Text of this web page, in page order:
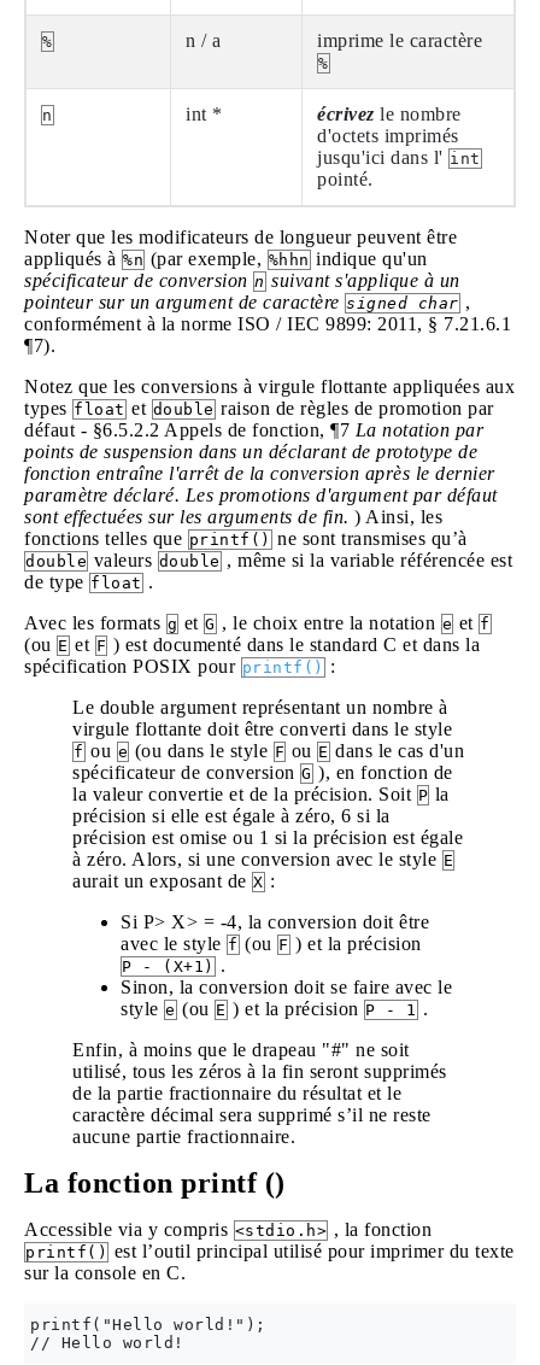
% n / a imprime le caractère
%
n int * écrivez le nombre
d'octets imprimés
jusqu'ici dans l' int
pointé.
Noter que les modificateurs de longueur peuvent être
appliqués à %n (par exemple, %hhn indique qu'un
spécificateur de conversion n suivant s'applique à un
pointeur sur un argument de caractère signed char ,
conformément à la norme ISO / IEC 9899: 2011, § 7.21.6.1
¶7).
Notez que les conversions à virgule flottante appliquées aux
types float et double raison de règles de promotion par
défaut - §6.5.2.2 Appels de fonction, ¶7 La notation par
points de suspension dans un déclarant de prototype de
fonction entraîne l'arrêt de la conversion après le dernier
paramètre déclaré. Les promotions d'argument par défaut
sont effectuées sur les arguments de fin. ) Ainsi, les
fonctions telles que printf() ne sont transmises qu’à
double valeurs double , même si la variable référencée est
de type float .
Avec les formats g et G , le choix entre la notation e et f
(ou E et F ) est documenté dans le standard C et dans la
spécification POSIX pour printf()
:
Le double argument représentant un nombre à
virgule flottante doit être converti dans le style
f ou e (ou dans le style F ou E dans le cas d'un
spécificateur de conversion G ), en fonction de
la valeur convertie et de la précision. Soit P la
précision si elle est égale à zéro, 6 si la
précision est omise ou 1 si la précision est égale
à zéro. Alors, si une conversion avec le style E
aurait un exposant de X :
Si P> X> = -4, la conversion doit être
avec le style f (ou F ) et la précision
P - (X+1)
.
Sinon, la conversion doit se faire avec le
style e (ou E ) et la précision P - 1
.
Enfin, à moins que le drapeau "#" ne soit
utilisé, tous les zéros à la fin seront supprimés
de la partie fractionnaire du résultat et le
caractère décimal sera supprimé s’il ne reste
aucune partie fractionnaire.
La fonction printf ()
Accessible via y compris <stdio.h> , la fonction
printf() est l’outil principal utilisé pour imprimer du texte
sur la console en C.
printf("Hello world!");